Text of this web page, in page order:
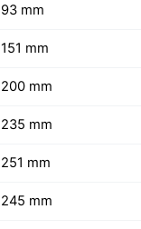
93 mm
151 mm
200 mm
235 mm
251 mm
245 mm